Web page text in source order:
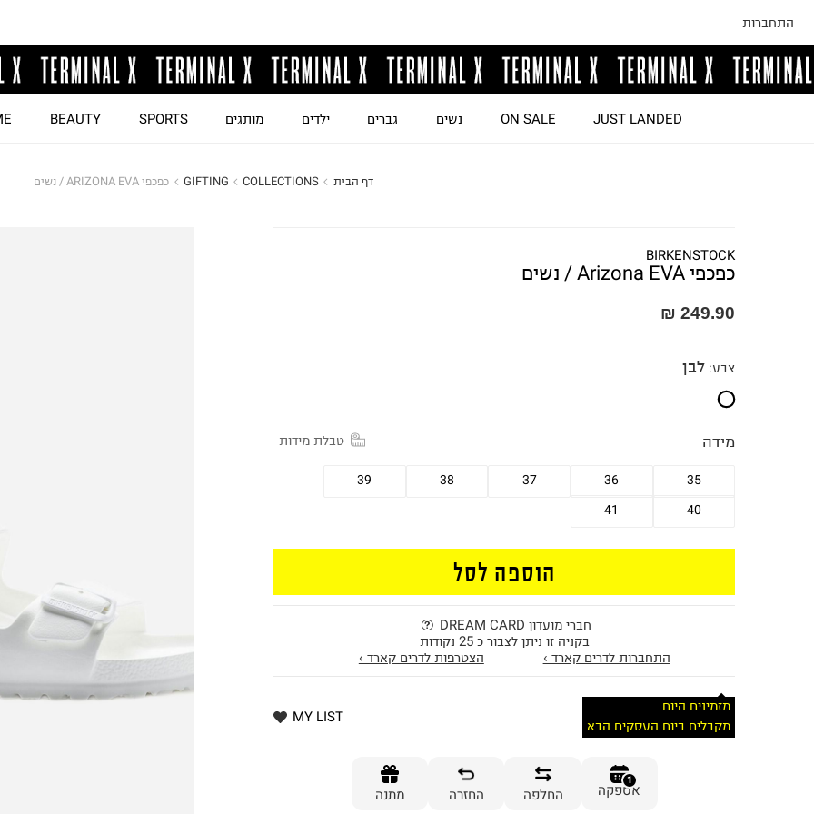
התחברות
JUST LANDED
ON SALE נשים גברים ילדים מותגים SPORTS
BEAUTY
דף הבית COLLECTIONS
GIFTING כפכפי ARIZONA EVA / נשים
BIRKENSTOCK
כפכפי Arizona EVA / נשים
249.90 ₪
צבע: לבן
מידה טבלת מידות
35
36
37
38
39
40
41
הוספה לסל
חברי מועדון DREAM CARD
בקניה זו ניתן לצבור כ 25 נקודות
התחברות לדרים קארד ›
הצטרפות לדרים קארד ›
מזמינים היום
מקבלים ביום העסקים הבא
MY LIST
1
אספקה החלפה החזרה מתנה